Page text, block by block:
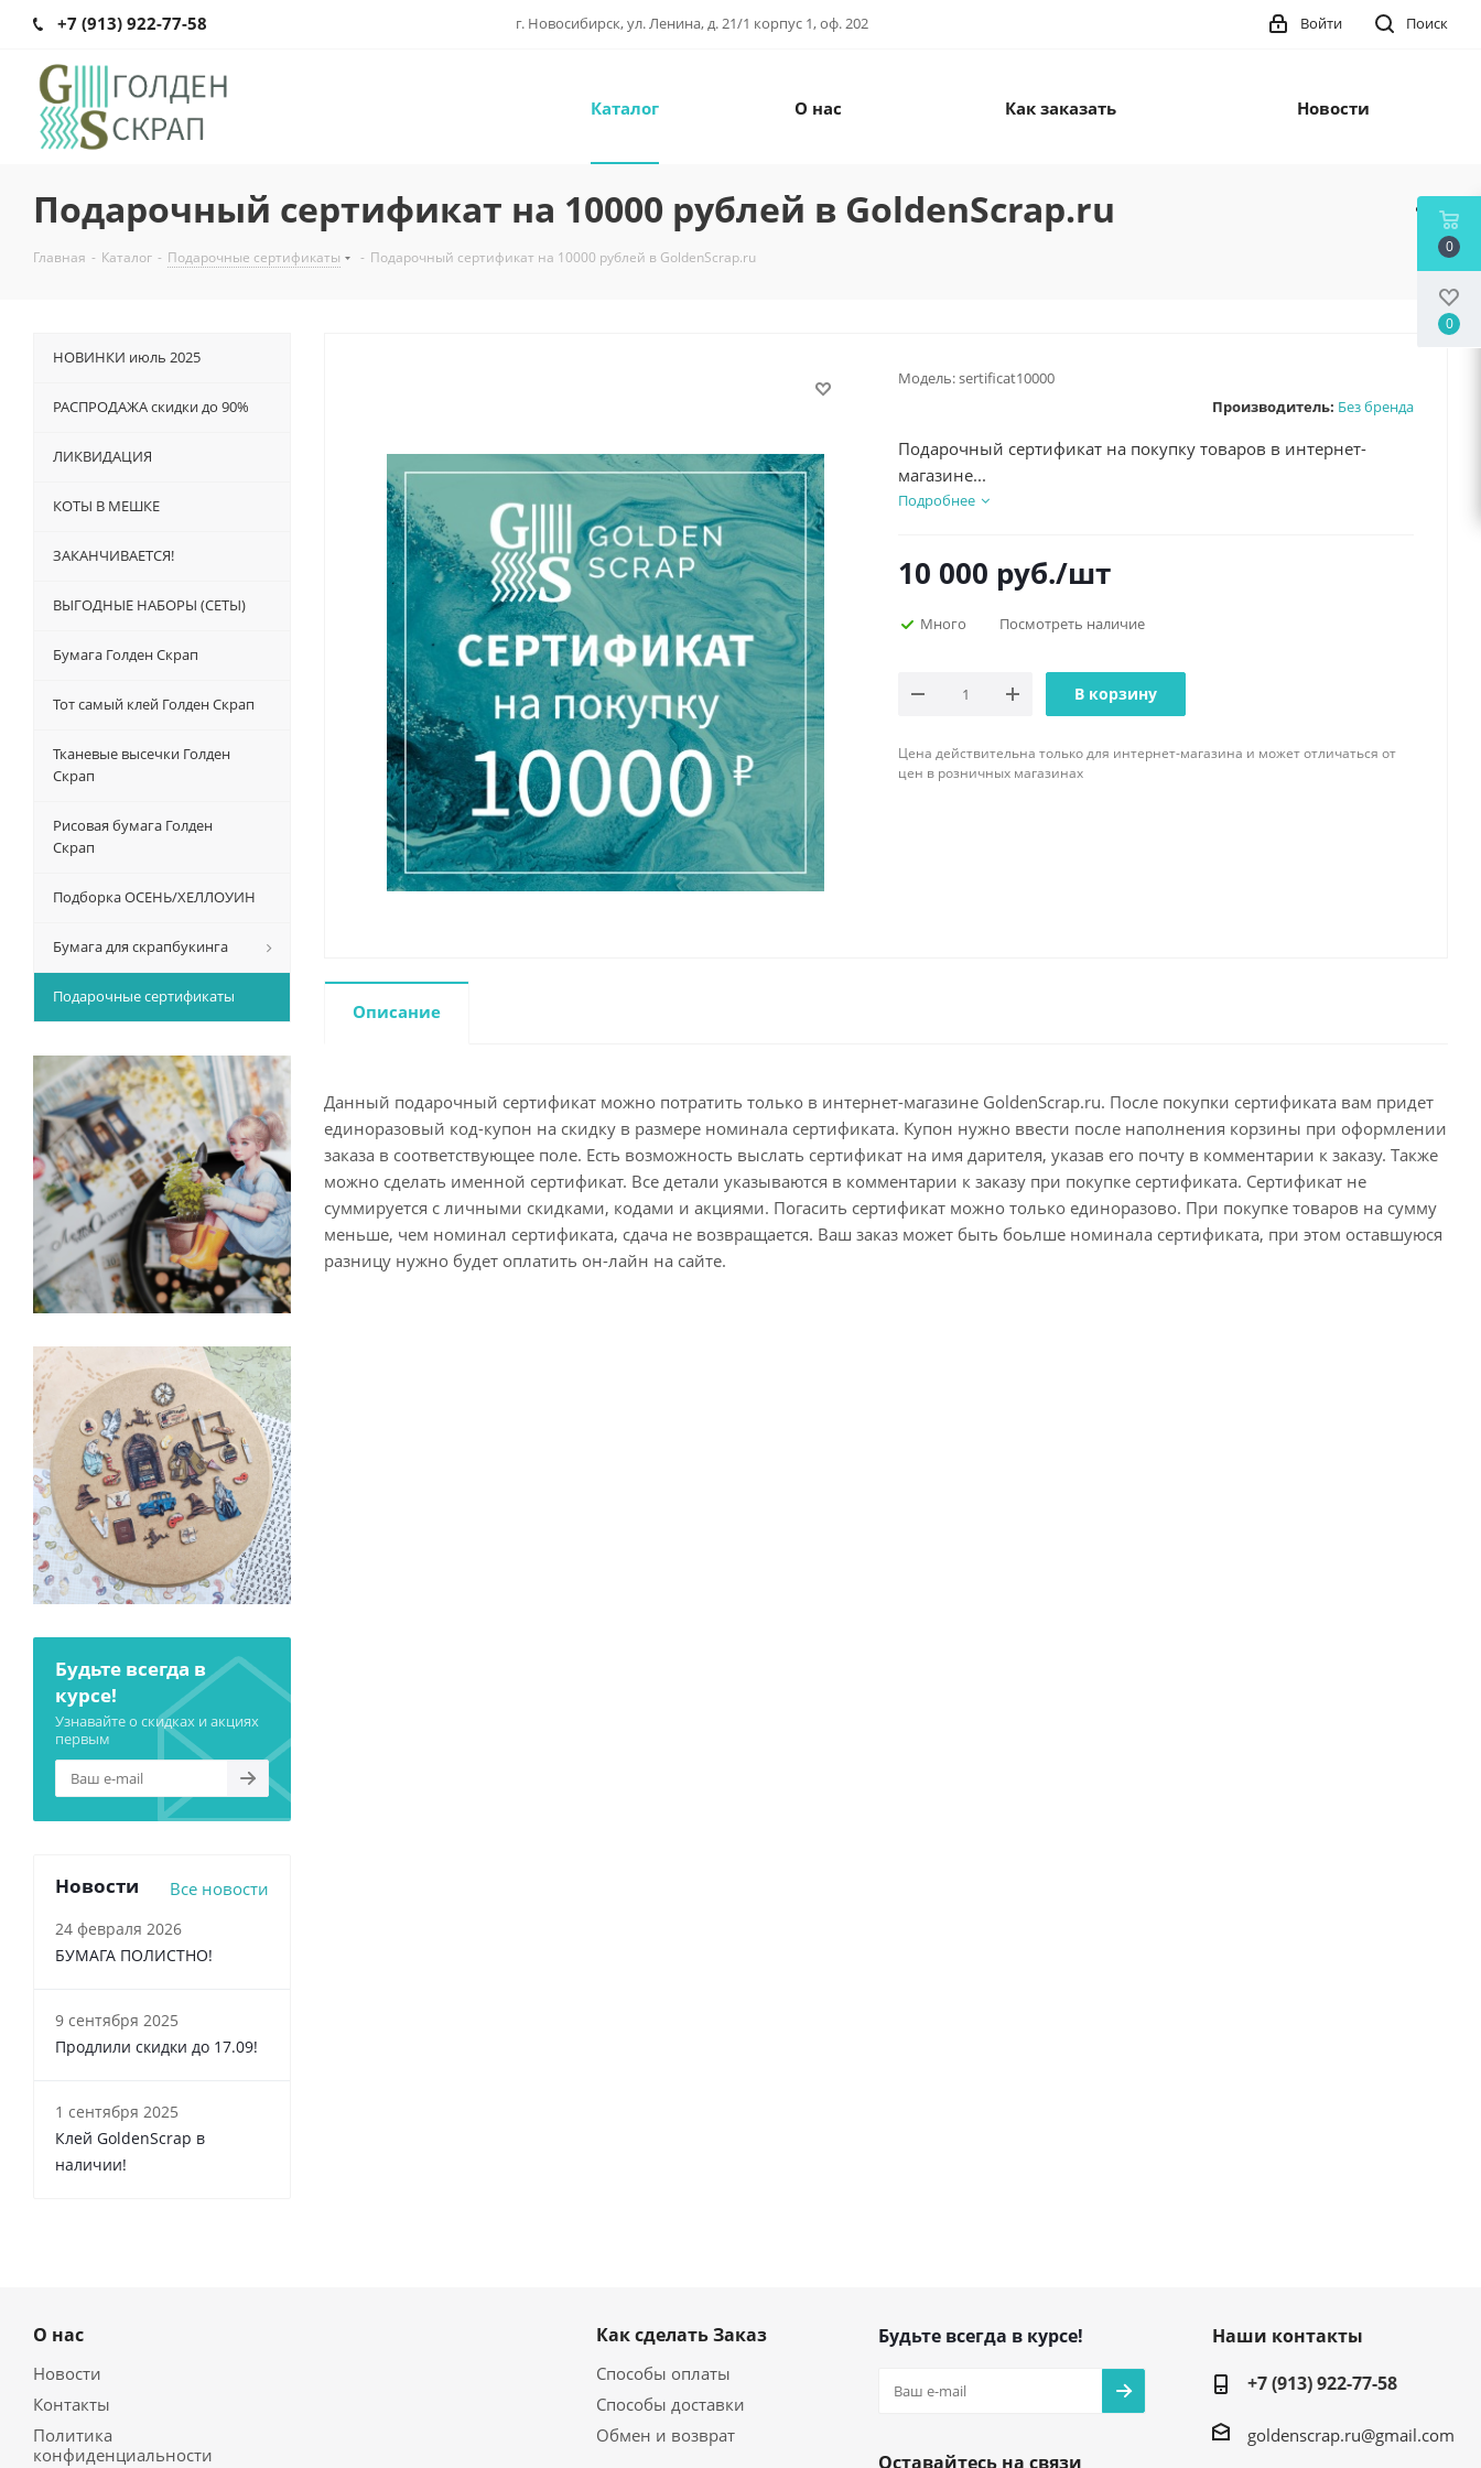
+7 (913) 922-77-58 г. Новосибирск, ул. Ленина, д. 21/1 корпус 1, оф. 202 Поиск
Войти
Каталог О нас Как заказать Новости
Подарочный сертификат на 10000 рублей в GoldenScrap.ru
Главная - Каталог - Подарочные сертификаты - Подарочный сертификат на 10000 рублей в GoldenScrap.ru
Модель:sertificat10000
Производитель: Без бренда
Подарочный сертификат на покупку товаров в интернет-
магазине...
Подробнее
10 000 руб./шт
Много Посмотреть наличие
В корзину
Цена действительна только для интернет-магазина и может отличаться от
цен в розничных магазинах
Описание
Данный подарочный сертификат можно потратить только в интернет-магазине GoldenScrap.ru. После покупки сертификата вам придет
единоразовый код-купон на скидку в размере номинала сертификата. Купон нужно ввести после наполнения корзины при оформлении
заказа в соответствующее поле. Есть возможность выслать сертификат на имя дарителя, указав его почту в комментарии к заказу. Также
можно сделать именной сертификат. Все детали указываются в комментарии к заказу при покупке сертификата. Сертификат не
суммируется с личными скидками, кодами и акциями. Погасить сертификат можно только единоразово. При покупке товаров на сумму
меньше, чем номинал сертификата, сдача не возвращается. Ваш заказ может быть боьлше номинала сертификата, при этом оставшуюся
разницу нужно будет оплатить он-лайн на сайте.
НОВИНКИ июль 2025
РАСПРОДАЖА скидки до 90%
ЛИКВИДАЦИЯ
КОТЫ В МЕШКЕ
ЗАКАНЧИВАЕТСЯ!
ВЫГОДНЫЕ НАБОРЫ (СЕТЫ)
Бумага Голден Скрап
Тот самый клей Голден Скрап
Тканевые высечки Голден
Скрап
Рисовая бумага Голден
Скрап
Подборка ОСЕНЬ/ХЕЛЛОУИН
Бумага для скрапбукинга
Подарочные сертификаты
Будьте всегда в
курсе!
Узнавайте о скидках и акциях
первым
Новости Все новости
24 февраля 2026
БУМАГА ПОЛИСТНО!
9 сентября 2025
Продлили скидки до 17.09!
1 сентября 2025
Клей GoldenScrap в
наличии!
О нас
Новости
Контакты
Политика
конфиденциальности
Как сделать Заказ
Способы оплаты
Способы доставки
Обмен и возврат
Будьте всегда в курсе!
Оставайтесь на связи
Наши контакты
+7 (913) 922-77-58
goldenscrap.ru@gmail.com
0
0